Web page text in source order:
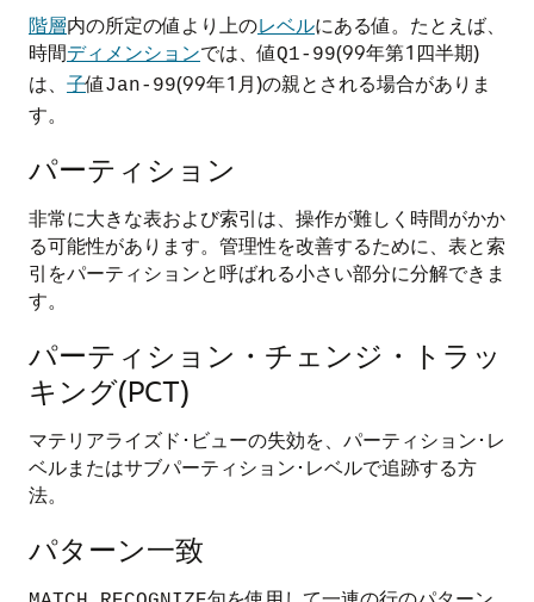
階層内の所定の値より上のレベルにある値。たとえば、
時間ディメンションでは、値Q1-99(99年第1四半期)
は、 子値Jan-99(99年1月)の親とされる場合がありま
す。
パーティション
非常に大きな表および索引は、操作が難しく時間がかか
る可能性があります。管理性を改善するために、表と索
引をパーティションと呼ばれる小さい部分に分解できま
す。
パーティション・チェンジ・トラッ
キング(PCT)
マテリアライズド･ビューの失効を、パーティション･レ
ベルまたはサブパーティション･レベルで追跡する方
法。
パターン一致